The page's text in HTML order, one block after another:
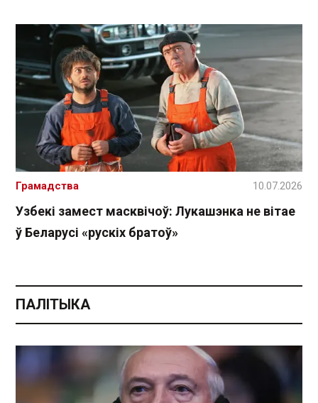
Узбекі замест масквічоў: Лукашэнка не вітае
ў Беларусі «рускіх братоў»
Грамадства 10.07.2026
ПАЛІТЫКА